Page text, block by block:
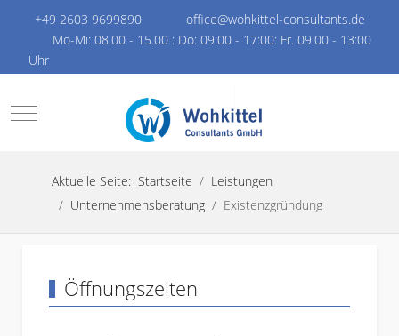
+49 2603 9699890
office@wohkittel-consultants.de
Mo-Mi: 08.00 - 15.00 : Do: 09:00 - 17:00: Fr. 09:00 - 13:00
Uhr
Mobile Menu Toggle
Aktuelle Seite: Startseite
Leistungen
Unternehmensberatung
Existenzgründung
Öffnungszeiten